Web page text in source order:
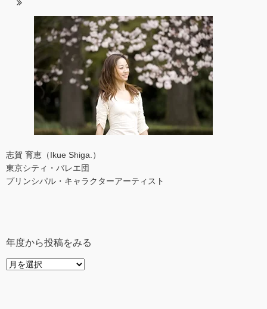
志賀 育恵（Ikue Shiga.）
東京シティ・バレエ団
プリンシパル・キャラクターアーティスト
年度から投稿をみる
年